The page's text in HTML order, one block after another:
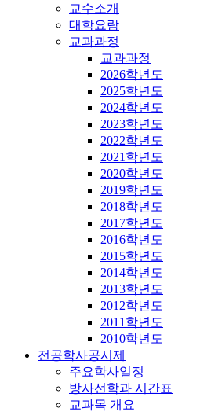
교수소개
대학요람
교과과정
교과과정
2026학년도
2025학년도
2024학년도
2023학년도
2022학년도
2021학년도
2020학년도
2019학년도
2018학년도
2017학년도
2016학년도
2015학년도
2014학년도
2013학년도
2012학년도
2011학년도
2010학년도
전공학사공시제
주요학사일정
방사선학과 시간표
교과목 개요